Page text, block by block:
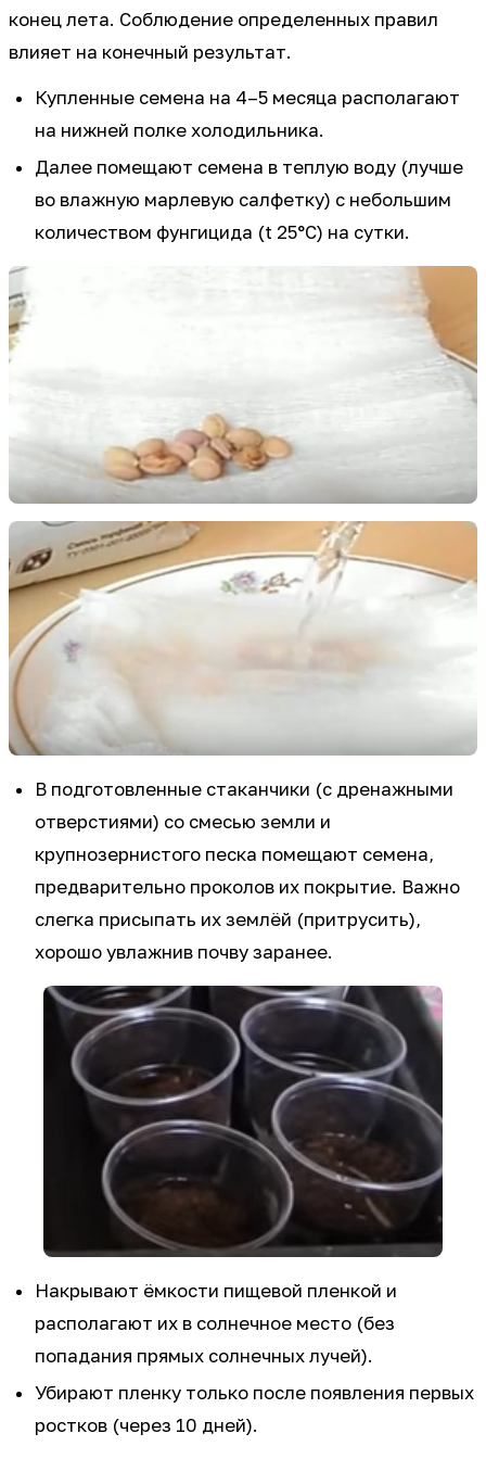
конец лета. Соблюдение определенных правил
влияет на конечный результат.
Купленные семена на 4–5 месяца располагают
на нижней полке холодильника.
Далее помещают семена в теплую воду (лучше
во влажную марлевую салфетку) с небольшим
количеством фунгицида (t 25°C) на сутки.
В подготовленные стаканчики (с дренажными
отверстиями) со смесью земли и
крупнозернистого песка помещают семена,
предварительно проколов их покрытие. Важно
слегка присыпать их землёй (притрусить),
хорошо увлажнив почву заранее.
Накрывают ёмкости пищевой пленкой и
располагают их в солнечное место (без
попадания прямых солнечных лучей).
Убирают пленку только после появления первых
ростков (через 10 дней).